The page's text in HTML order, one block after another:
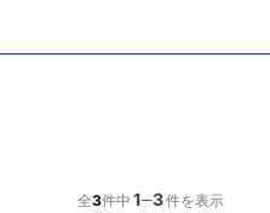
全3件中1─3件を表示